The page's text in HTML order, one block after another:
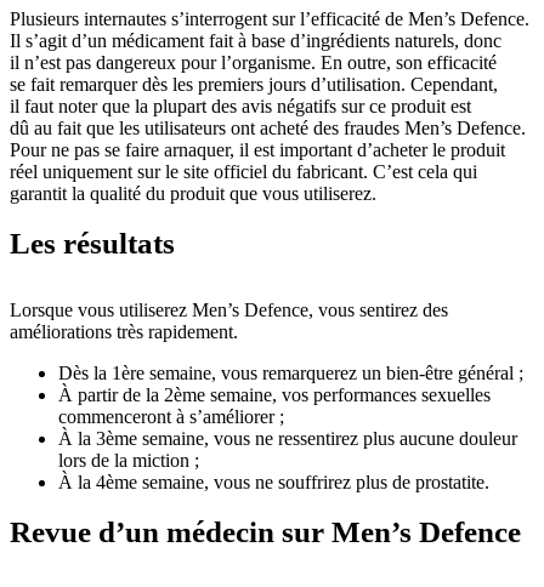
Plusieurs internautes s’interrogent sur l’efficacité de Men’s Defence.
Il s’agit d’un médicament fait à base d’ingrédients naturels, donc
il n’est pas dangereux pour l’organisme. En outre, son efficacité
se fait remarquer dès les premiers jours d’utilisation. Cependant,
il faut noter que la plupart des avis négatifs sur ce produit est
dû au fait que les utilisateurs ont acheté des fraudes Men’s Defence.
Pour ne pas se faire arnaquer, il est important d’acheter le produit
réel uniquement sur le site officiel du fabricant. C’est cela qui
garantit la qualité du produit que vous utiliserez.
Les résultats
Lorsque vous utiliserez Men’s Defence, vous sentirez des
améliorations très rapidement.
Dès la 1ère semaine, vous remarquerez un bien-être général ;
À partir de la 2ème semaine, vos performances sexuelles
commenceront à s’améliorer ;
À la 3ème semaine, vous ne ressentirez plus aucune douleur
lors de la miction ;
À la 4ème semaine, vous ne souffrirez plus de prostatite.
Revue d’un médecin sur Men’s Defence